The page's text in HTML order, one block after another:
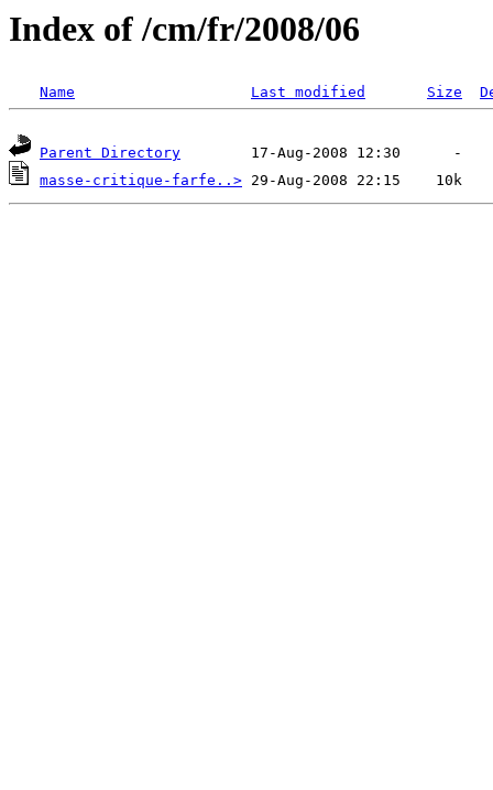
Index of /cm/fr/2008/06
Name Last modified Size
Parent Directory
masse-critique-farfe..>